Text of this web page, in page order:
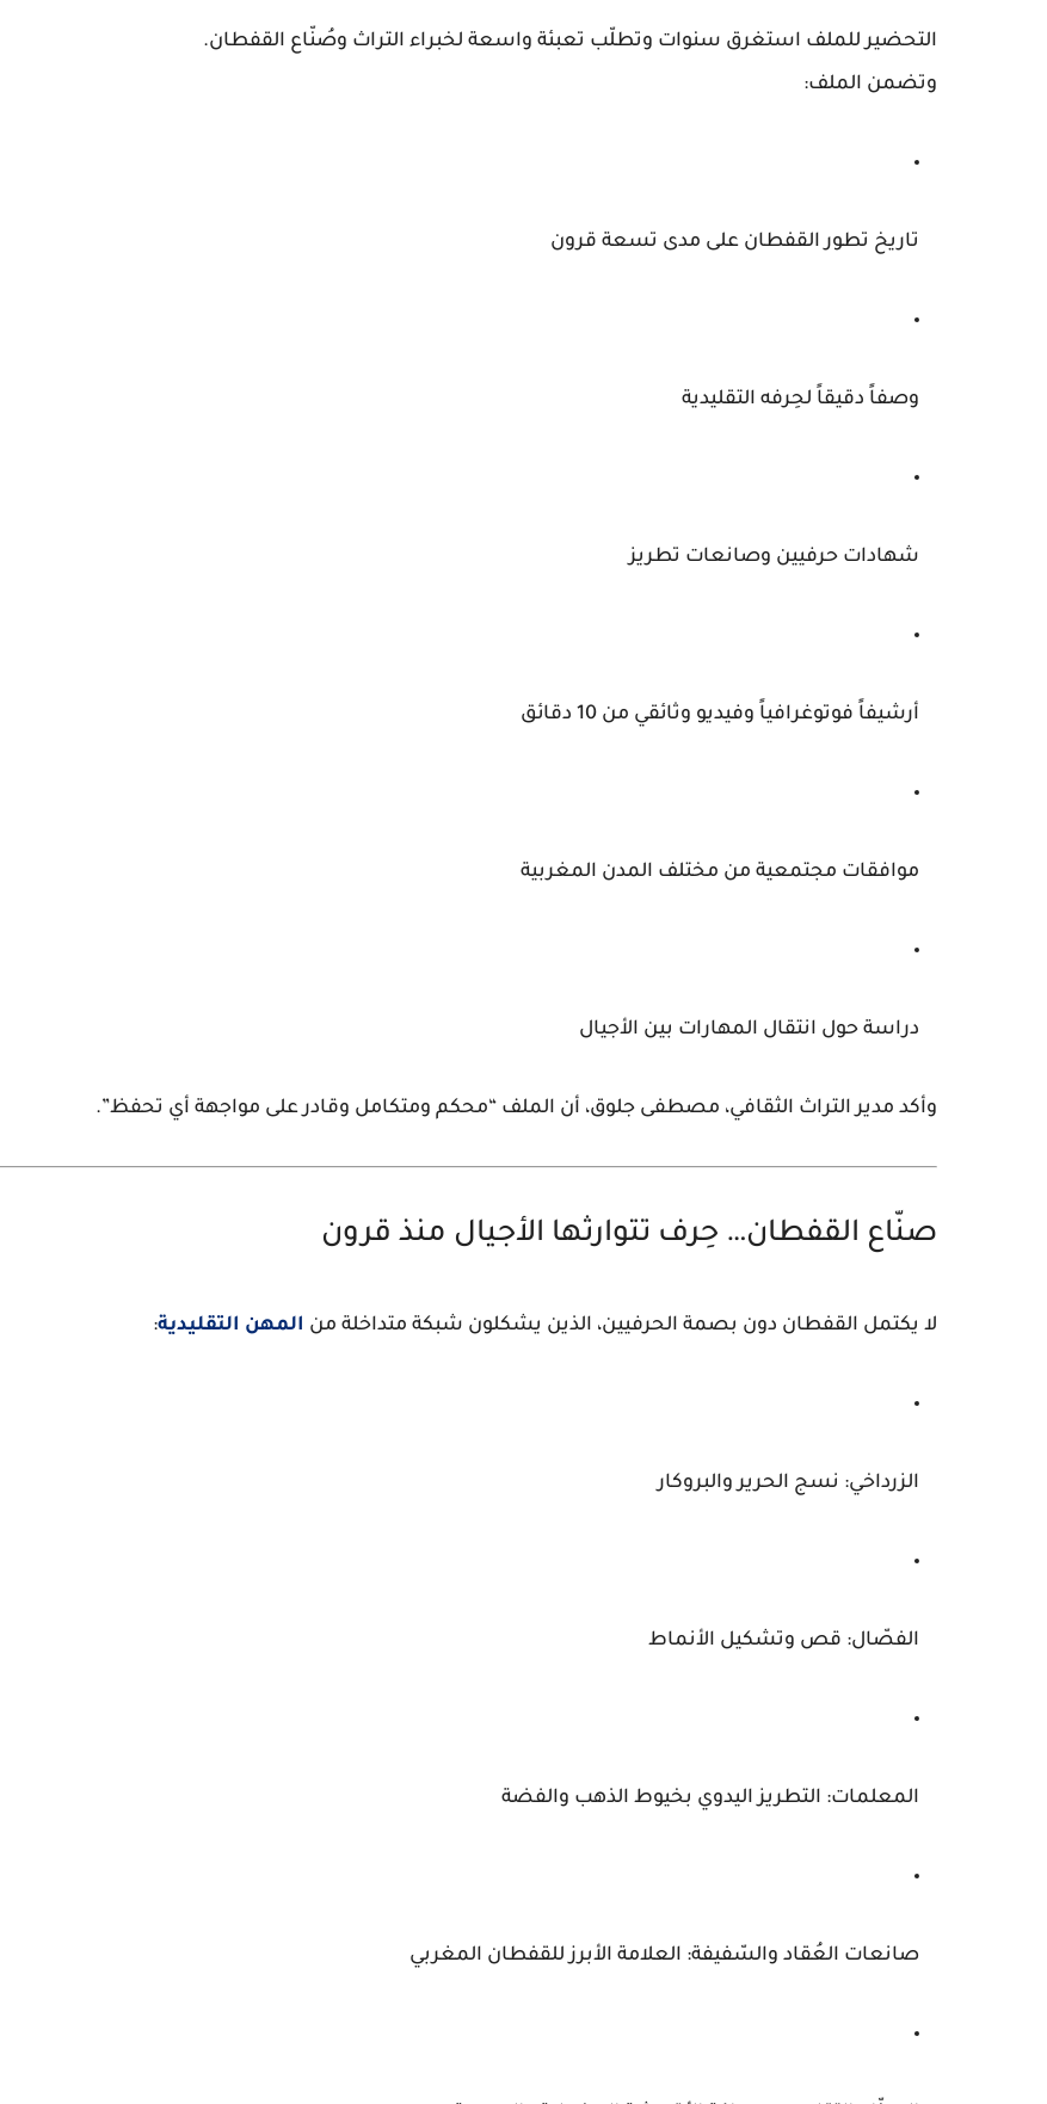
التحضير للملف استغرق سنوات وتطلّب تعبئة واسعة لخبراء التراث وصُنّاع القفطان.
وتضمن الملف:
تاريخ تطور القفطان على مدى تسعة قرون
وصفاً دقيقاً لحِرفه التقليدية
شهادات حرفيين وصانعات تطريز
أرشيفاً فوتوغرافياً وفيديو وثائقي من 10 دقائق
موافقات مجتمعية من مختلف المدن المغربية
دراسة حول انتقال المهارات بين الأجيال
وأكد مدير التراث الثقافي، مصطفى جلوق، أن الملف “محكم ومتكامل وقادر على مواجهة أي تحفظ”.
صنّاع القفطان… حِرف تتوارثها الأجيال منذ قرون
لا يكتمل القفطان دون بصمة الحرفيين، الذين يشكلون شبكة متداخلة من المهن التقليدية:
الزرداخي: نسج الحرير والبروكار
الفصّال: قص وتشكيل الأنماط
المعلمات: التطريز اليدوي بخيوط الذهب والفضة
صانعات العُقاد والسّفيفة: العلامة الأبرز للقفطان المغربي